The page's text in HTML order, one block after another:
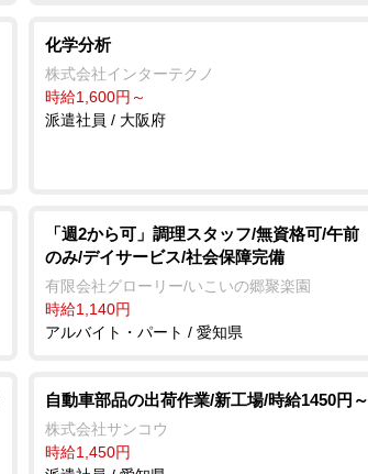
化学分析
株式会社インターテクノ
時給1,600円～
派遣社員 / 大阪府
「週2から可」調理スタッフ/無資格可/午前
のみ/デイサービス/社会保障完備
有限会社グローリー/いこいの郷聚楽園
時給1,140円
アルバイト・パート / 愛知県
自動車部品の出荷作業/新工場/時給1450円～
株式会社サンコウ
時給1,450円